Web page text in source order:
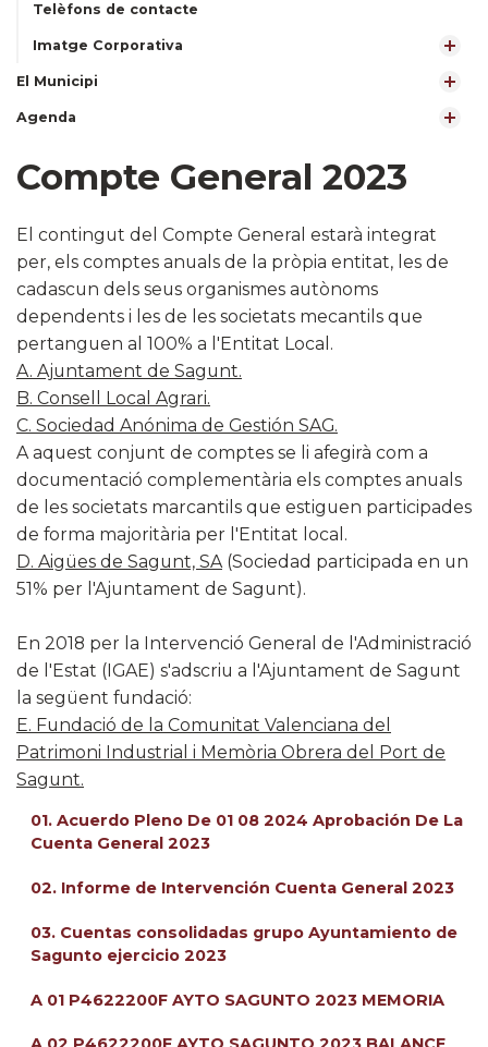
Telèfons de contacte
Imatge Corporativa
El Municipi
Agenda
Compte General 2023
​El contingut del Compte General estarà integrat
per, els comptes anuals de la pròpia entitat, les de
cadascun dels seus organismes autònoms
dependents i les de les societats mecantils que
pertanguen al 100% a l'Entitat Local.
A. Ajuntament de Sagunt.
B. Consell Local Agrari.
C. Sociedad Anónima de Gestión SAG.
A aquest conjunt de comptes se li afegirà com a
documentació complementària els comptes anuals
de les societats marcantils que estiguen participades
de forma majoritària per l'Entitat local.
D. Aigües de Sagunt, SA(Sociedad participada en un
51% per l'Ajuntament de Sagunt).
En 2018 per la Intervenció General de l'Administració
de l'Estat (IGAE) s'adscriu a l'Ajuntament de Sagunt
la següent fundació:
E. Fundació de la Comunitat Valenciana del
Patrimoni Industrial i Memòria Obrera del Port de
Sagunt.
01. Acuerdo Pleno De 01 08 2024 Aprobación De La
Cuenta General 2023
02. Informe de Intervención Cuenta General 2023
03. Cuentas consolidadas grupo Ayuntamiento de
Sagunto ejercicio 2023
A 01 P4622200F AYTO SAGUNTO 2023 MEMORIA